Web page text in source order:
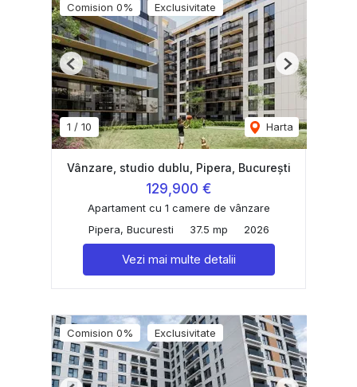
Comision 0% Exclusivitate
1 / 10 Harta
Previous Next
Vânzare, studio dublu, Pipera, București
129,900 €
Apartament cu 1 camere de vânzare
Pipera, Bucuresti
37.5 mp 2026
Vezi mai multe detalii
Comision 0% Exclusivitate